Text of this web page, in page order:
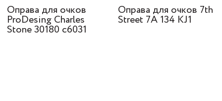
Оправа для очков
ProDesing Charles
Stone 30180 с6031
Оправа для очков 7th
Street 7A 134 KJ1